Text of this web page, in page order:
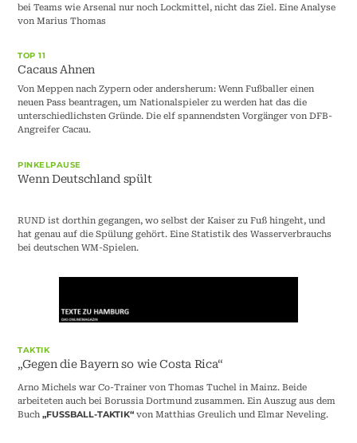
bei Teams wie Arsenal nur noch Lockmittel, nicht das Ziel. Eine Analyse
von Marius Thomas
TOP 11
Cacaus Ahnen
Von Meppen nach Zypern oder andersherum: Wenn Fußballer einen
neuen Pass beantragen, um Nationalspieler zu werden hat das die
unterschiedlichsten Gründe. Die elf spannendsten Vorgänger von DFB-
Angreifer Cacau.
PINKELPAUSE
Wenn Deutschland spült
RUND ist dorthin gegangen, wo selbst der Kaiser zu Fuß hingeht, und
hat genau auf die Spülung gehört. Eine Statistik des Wasserverbrauchs
bei deutschen WM-Spielen.
TAKTIK
„Gegen die Bayern so wie Costa Rica“
Arno Michels war Co-Trainer von Thomas Tuchel in Mainz. Beide
arbeiteten auch bei Borussia Dortmund zusammen. Ein Auszug aus dem
Buch„FUSSBALL-TAKTIK“ von Matthias Greulich und Elmar Neveling.